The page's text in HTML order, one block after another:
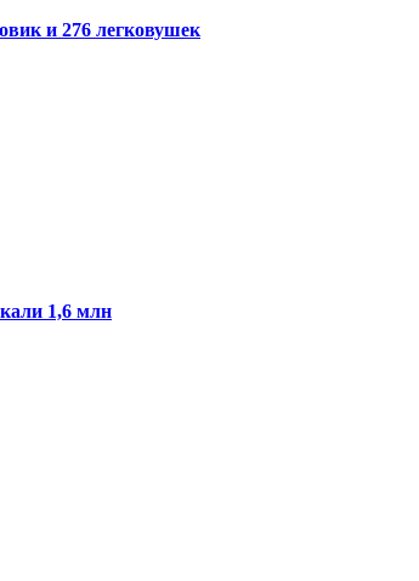
и 276 легковушек
1,6 млн